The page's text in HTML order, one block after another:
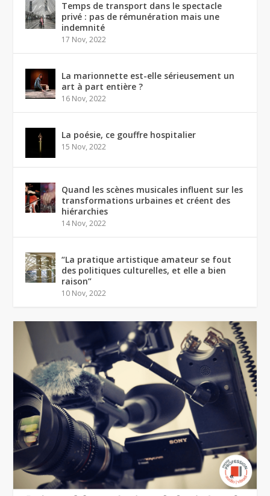
Temps de transport dans le spectacle
privé : pas de rémunération mais une
indemnité
17 Nov, 2022
La marionnette est-elle sérieusement un
art à part entière ?
16 Nov, 2022
La poésie, ce gouffre hospitalier
15 Nov, 2022
Quand les scènes musicales influent sur les
transformations urbaines et créent des
hiérarchies
14 Nov, 2022
“La pratique artistique amateur se fout
des politiques culturelles, et elle a bien
raison”
10 Nov, 2022